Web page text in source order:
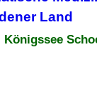
Land
Königssee